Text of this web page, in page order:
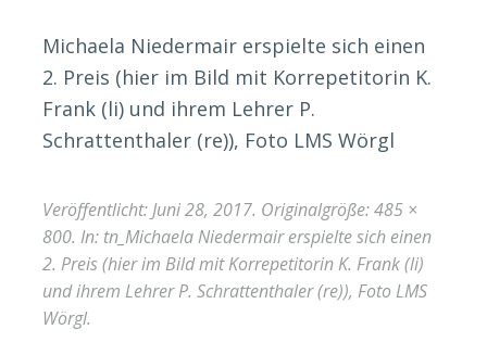
Michaela Niedermair erspielte sich einen
2. Preis (hier im Bild mit Korrepetitorin K.
Frank (li) und ihrem Lehrer P.
Schrattenthaler (re)), Foto LMS Wörgl
Veröffentlicht:Juni 28, 2017. Originalgröße:485 ×
800. In: tn_Michaela Niedermair erspielte sich einen
2. Preis (hier im Bild mit Korrepetitorin K. Frank (li)
und ihrem Lehrer P. Schrattenthaler (re)), Foto LMS
Wörgl.